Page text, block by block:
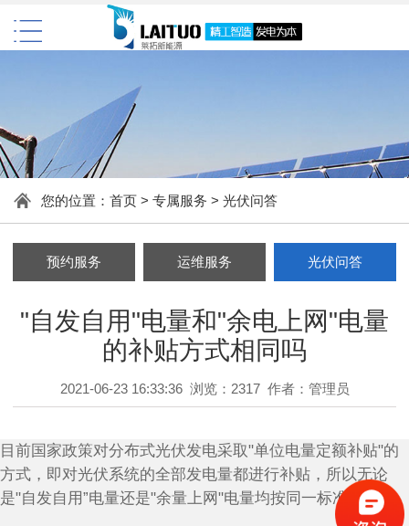
您的位置： 首页> 专属服务 > 光伏问答
预约服务 运维服务 光伏问答
"自发自用"电量和"余电上网"电量
的补贴方式相同吗
2021-06-23 16:33:36 浏览：2317 作者：管理员
目前国家政策对分布式光伏发电采取"单位电量定额补贴"的
方式，即对光伏系统的全部发电量都进行补贴，所以无论
是"自发自用”电量还是"余量上网"电量均按同一标准补贴。